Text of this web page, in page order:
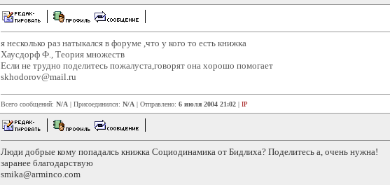
я несколько раз натыкался в форуме ,что у кого то есть книжка
Хаусдорф Ф., Теория множеств
Если не трудно поделитесь пожалуста,говорят она хорошо помогает
skhodorov@mail.ru
Всего сообщений: N/A | Присоединился: N/A | Отправлено: 6 июля 2004 21:02 | IP
Люди добрые кому попадалсь книжка Социодинамика от Бидлиха? Поделитесь а, очень нужна!
заранее благодарствую
smika@arminco.com